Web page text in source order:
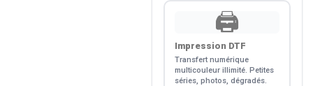
🖨️
Impression DTF
Transfert numérique
multicouleur illimité. Petites
séries, photos, dégradés.